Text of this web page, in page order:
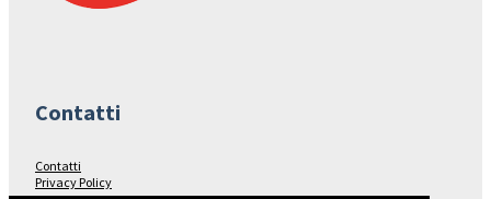
Contatti
Contatti
Privacy Policy